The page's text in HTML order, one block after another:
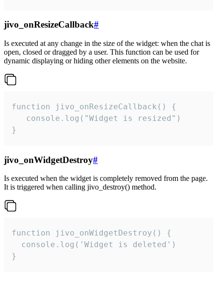
jivo_onResizeCallback#
Is executed at any change in the size of the widget: when the chat is
open, closed or dragged by a user. This function can be used for
dynamic displaying or hiding other elements on the website.
function jivo_onResizeCallback() {
   console.log("Widget is resized")
}
jivo_onWidgetDestroy#
Is executed when the widget is completely removed from the page.
It is triggered when calling jivo_destroy() method.
function jivo_onWidgetDestroy() {
  console.log('Widget is deleted')
}